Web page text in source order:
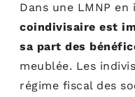
Dans une LMNP en
coindivisaire est
sa part des
meublée. Les
régime fiscal des